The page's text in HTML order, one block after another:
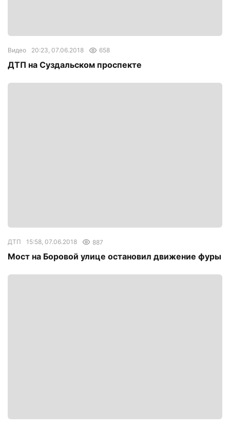
Видео 20:23, 07.06.2018 658
ДТП на Суздальском проспекте
ДТП 15:58, 07.06.2018 887
Мост на Боровой улице остановил движение фуры